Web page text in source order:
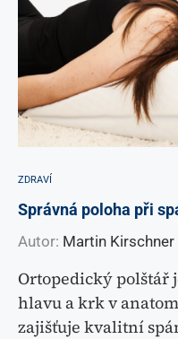
ZDRAVÍ
Správná poloha při
Autor: Martin Kirschner
Ortopedický polštář
hlavu a krk v
zajišťuje kvalitní